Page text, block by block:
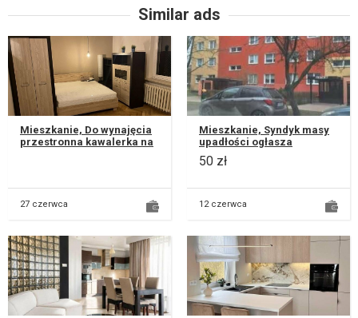
Similar ads
Mieszkanie, Do wynajęcia
przestronna kawalerka na
27 czerwca
Mieszkanie, Syndyk masy
upadłości ogłasza
pierwszy konkurs ofert na
sprzedaż z wolnej ręki
50 zł
12 czerwca